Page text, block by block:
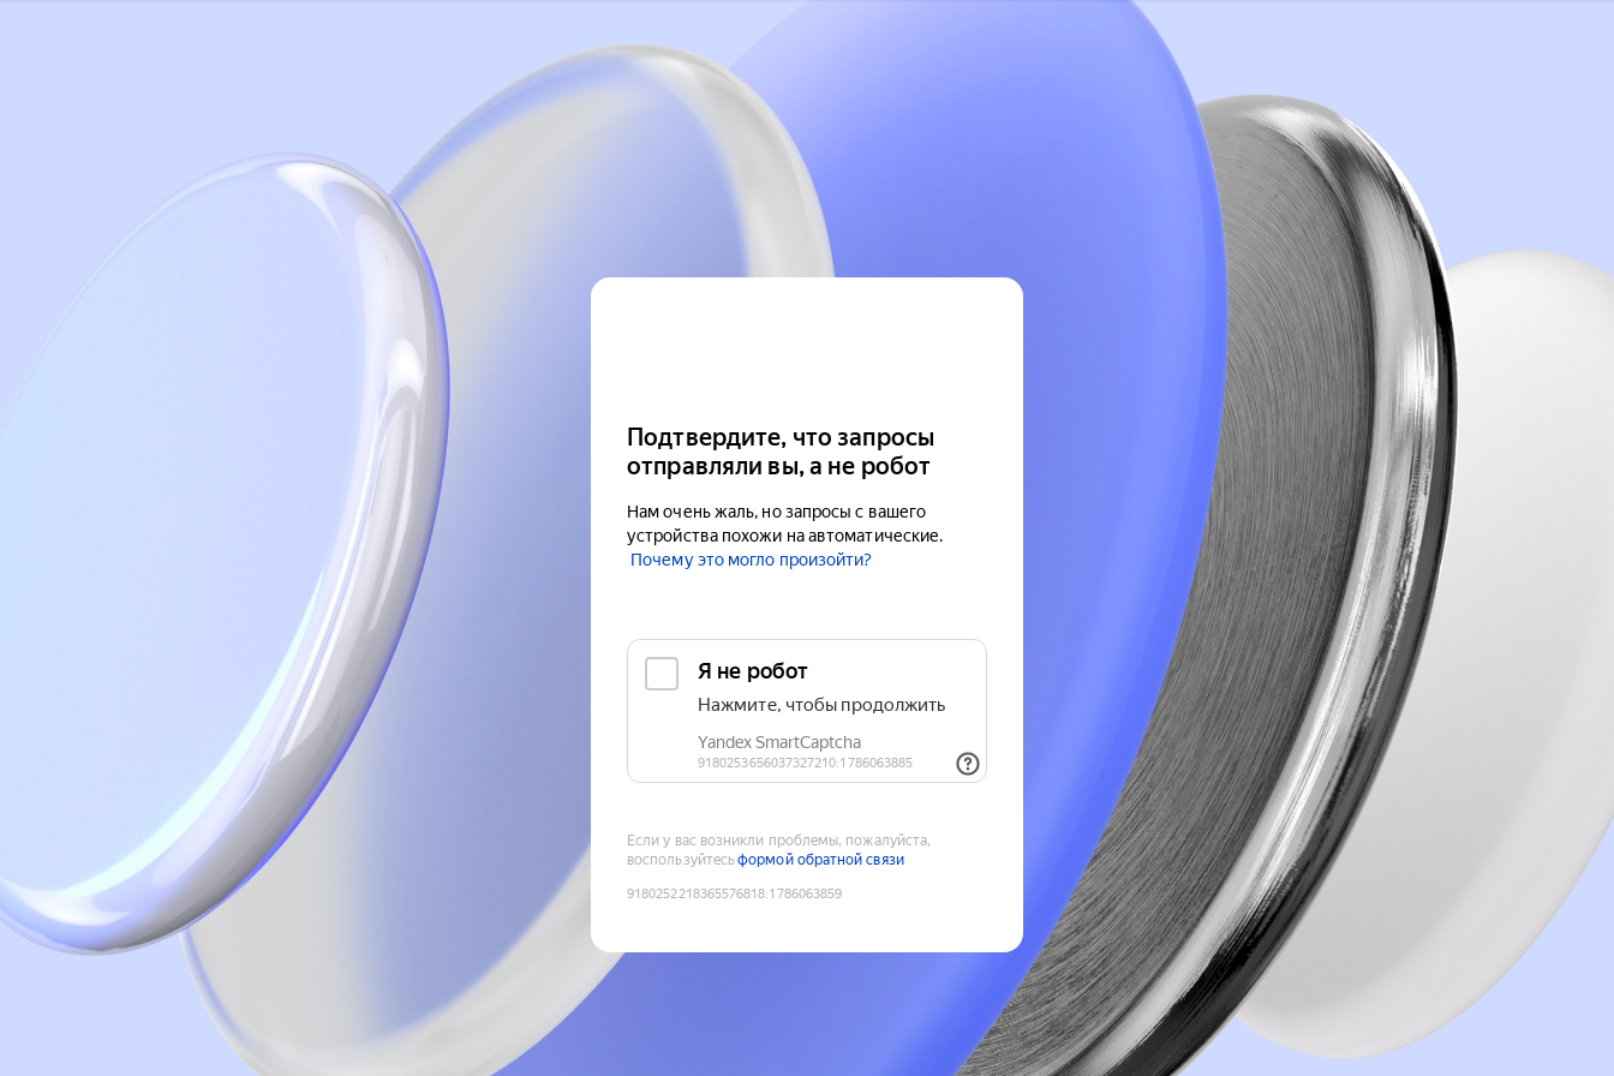
Подтвердите, что запросы
отправляли вы, а не робот
Нам очень жаль, но запросы с вашего
устройства похожи на автоматические.
Почему это могло произойти?
Если у вас возникли проблемы, пожалуйста,
воспользуйтесьформой обратной связи
9180252218365576818:1786063859